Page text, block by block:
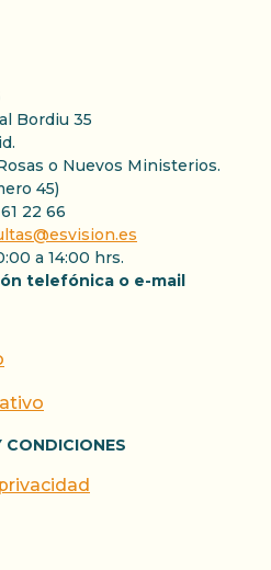
Bordiu 35
o Nuevos Ministerios.
45)
22 66
a 14:00 hrs.
telefónica o e-mail
CONDICIONES